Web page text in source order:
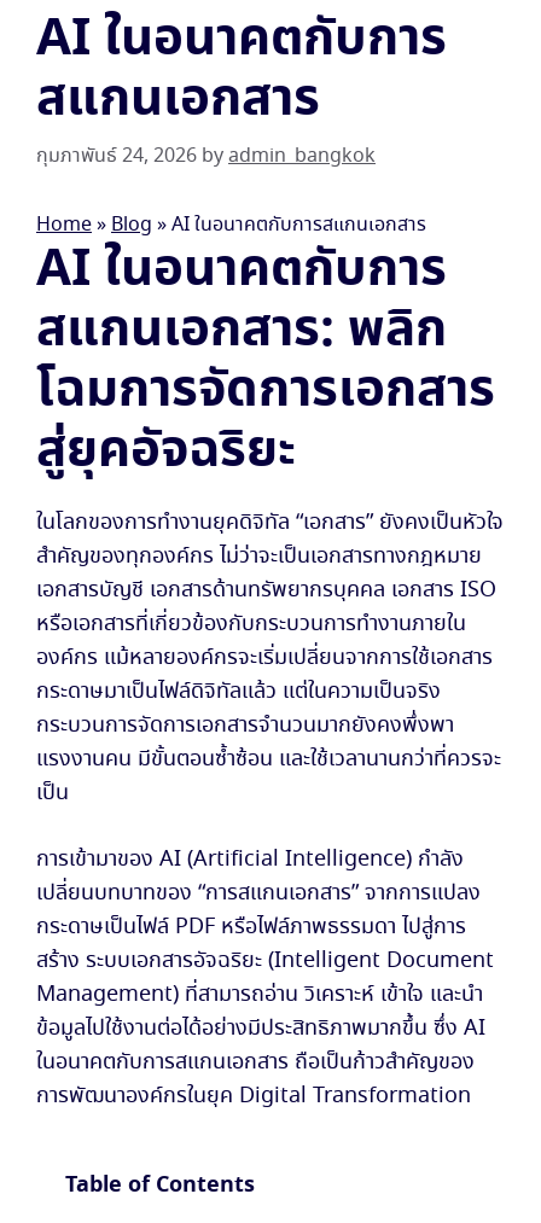
AI ในอนาคตกับการ
สแกนเอกสาร
กุมภาพันธ์ 24, 2026 byadmin_bangkok
Home»Blog »AI ในอนาคตกับการสแกนเอกสาร
AI ในอนาคตกับการ
สแกนเอกสาร: พลิก
โฉมการจัดการเอกสาร
สู่ยุคอัจฉริยะ
ในโลกของการทำงานยุคดิจิทัล “เอกสาร” ยังคงเป็นหัวใจ
สำคัญของทุกองค์กร ไม่ว่าจะเป็นเอกสารทางกฎหมาย
เอกสารบัญชี เอกสารด้านทรัพยากรบุคคล เอกสาร ISO
หรือเอกสารที่เกี่ยวข้องกับกระบวนการทำงานภายใน
องค์กร แม้หลายองค์กรจะเริ่มเปลี่ยนจากการใช้เอกสาร
กระดาษมาเป็นไฟล์ดิจิทัลแล้ว แต่ในความเป็นจริง
กระบวนการจัดการเอกสารจำนวนมากยังคงพึ่งพา
แรงงานคน มีขั้นตอนซ้ำซ้อน และใช้เวลานานกว่าที่ควรจะ
เป็น
การเข้ามาของ AI (Artificial Intelligence) กำลัง
เปลี่ยนบทบาทของ “การสแกนเอกสาร” จากการแปลง
กระดาษเป็นไฟล์ PDF หรือไฟล์ภาพธรรมดา ไปสู่การ
สร้าง ระบบเอกสารอัจฉริยะ (Intelligent Document
Management) ที่สามารถอ่าน วิเคราะห์ เข้าใจ และนำ
ข้อมูลไปใช้งานต่อได้อย่างมีประสิทธิภาพมากขึ้น ซึ่ง AI
ในอนาคตกับการสแกนเอกสาร ถือเป็นก้าวสำคัญของ
การพัฒนาองค์กรในยุค Digital Transformation
Table of Contents